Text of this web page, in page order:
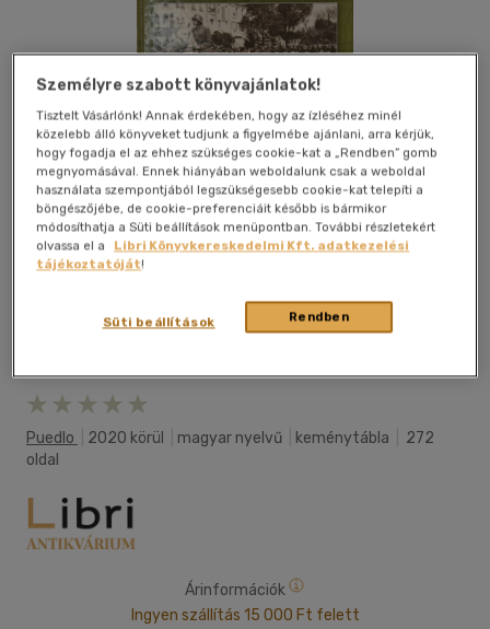
Puedlo 2020 körül magyar nyelvű keménytábla
272
oldal
Árinformációk
Ingyen szállítás 15 000 Ft felett
Személyre szabott könyvajánlatok!
Tisztelt Vásárlónk! Annak érdekében, hogy az ízléséhez minél
közelebb álló könyveket tudjunk a figyelmébe ajánlani, arra kérjük,
hogy fogadja el az ehhez szükséges cookie-kat a „Rendben” gomb
megnyomásával. Ennek hiányában weboldalunk csak a weboldal
használata szempontjából legszükségesebb cookie-kat telepíti a
böngészőjébe, de cookie-preferenciáit később is bármikor
módosíthatja a Süti beállítások menüpontban. További részletekért
olvassa el a
Libri Könyvkereskedelmi Kft. adatkezelési
tájékoztatóját!
Rendben
Süti beállítások